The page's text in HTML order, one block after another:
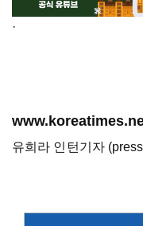
·
유희라 인턴기자